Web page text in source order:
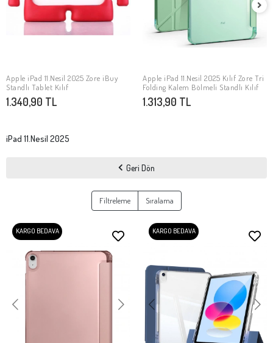
SEPETE EKLE
Apple iPad 11.Nesil 2025 Zore iBuy
Standlı Tablet Kılıf
1.340,90 TL
SEPETE EKLE
Apple iPad 11.Nesil 2025 Kılıf Zore Tri
Folding Kalem Bölmeli Standlı Kılıf
1.313,90 TL
iPad 11.Nesil 2025
Geri Dön
Filtreleme Sıralama
KARGO BEDAVA KARGO BEDAVA